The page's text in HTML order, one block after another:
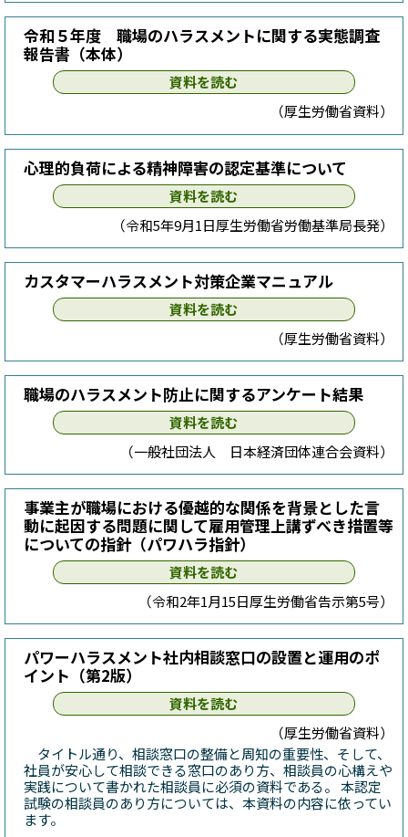
令和５年度 職場のハラスメントに関する実態調査
報告書（本体）
資料を読む
（厚生労働省資料）
心理的負荷による精神障害の認定基準について
資料を読む
（令和5年9月1日厚生労働省労働基準局長発）
カスタマーハラスメント対策企業マニュアル
資料を読む
（厚生労働省資料）
職場のハラスメント防止に関するアンケート結果
資料を読む
（一般社団法人 日本経済団体連合会資料）
事業主が職場における優越的な関係を背景とした言
動に起因する問題に関して雇用管理上講ずべき措置等
についての指針（パワハラ指針）
資料を読む
（令和2年1月15日厚生労働省告示第5号）
パワーハラスメント社内相談窓口の設置と運用のポ
イント（第2版）
資料を読む
（厚生労働省資料）
タイトル通り、相談窓口の整備と周知の重要性、そして、
社員が安心して相談できる窓口のあり方、相談員の心構えや
実践について書かれた相談員に必須の資料である。 本認定
試験の相談員のあり方については、本資料の内容に依ってい
ます。